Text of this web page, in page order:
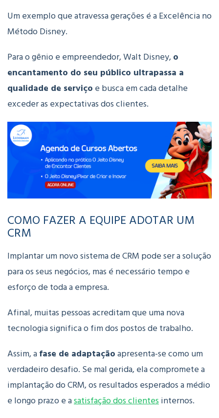
Um exemplo que atravessa gerações é a Excelência no
Método Disney.
Para o gênio e empreendedor, Walt Disney,o
encantamento do seu público ultrapassa a
qualidade de serviço e busca em cada detalhe
exceder as expectativas dos clientes.
COMO FAZER A EQUIPE ADOTAR UM
CRM
Implantar um novo sistema de CRM pode ser a solução
para os seus negócios, mas é necessário tempo e
esforço de toda a empresa.
Afinal, muitas pessoas acreditam que uma nova
tecnologia significa o fim dos postos de trabalho.
Assim, afase de adaptaçãoapresenta-se como um
verdadeiro desafio. Se mal gerida, ela compromete a
implantação do CRM, os resultados esperados a médio
e longo prazo e asatisfação dos clientesinternos.